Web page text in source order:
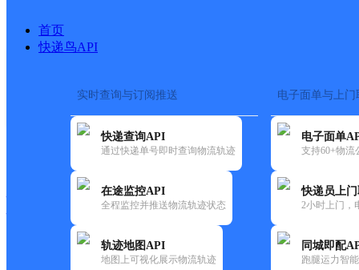
首页
快递鸟API
实时查询与订阅推送
快递查询API
通过快递单号即时查询物流轨迹
在途监控API
全程监控并推送物流轨迹状态
轨迹地图API
地图上可视化展示物流轨迹
电子面单与上门
电子面单
支持60+物流
快递员上
2小时上门，
同城即配
跑腿运力智
快运大全 快递时效